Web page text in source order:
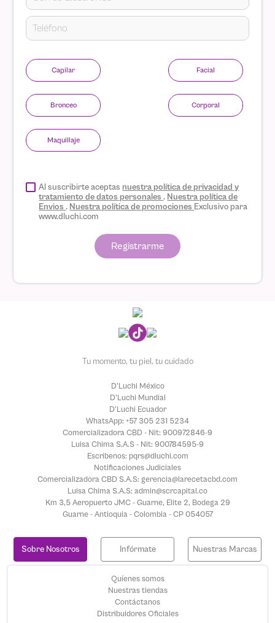
Capilar Facial
Bronceo Corporal
Maquillaje
Al suscribirte aceptas nuestra política de privacidad y
tratamiento de datos personales. Nuestra política de
Envios. Nuestra política de promociones Exclusivo para
www.dluchi.com
Registrarme
Tu momento, tu piel, tu cuidado
D'Luchi México
D'Luchi Mundial
D'Luchi Ecuador
WhatsApp: +57 305 231 5234
Comercializadora CBD - Nit: 900972846-9
Luisa Chima S.A.S - Nit: 900784595-9
Escribenos: pqrs@dluchi.com
Notificaciones Judiciales
Comercializadora CBD S.A.S: gerencia@larecetacbd.com
Luisa Chima S.A.S: admin@scrcapital.co
Km 3,5 Aeropuerto JMC - Guarne, Elite 2, Bodega 29
Guarne - Antioquia - Colombia - CP 054057
Sobre Nosotros Infórmate Nuestras Marcas
Quíenes somos
Nuestras tiendas
Contáctanos
Distribuidores Oficiales